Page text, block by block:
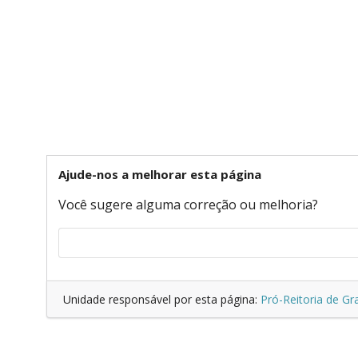
Ajude-nos a melhorar esta página
Você sugere alguma correção ou melhoria?
Unidade responsável por esta página: Pró-Reitoria de